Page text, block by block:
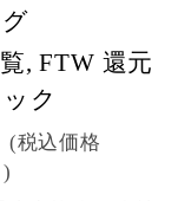
, FTW 還元
ク
(税込価格
)